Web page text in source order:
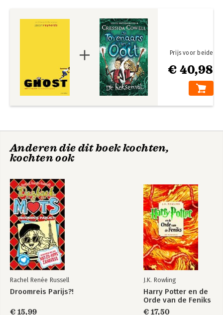
€ 40,98
Prijs voor beide
Anderen die dit boek kochten,
kochten ook
Rachel Renée Russell
Droomreis Parijs?!
€ 15,99
J.K. Rowling
Harry Potter en de
Orde van de Feniks
€ 17,50